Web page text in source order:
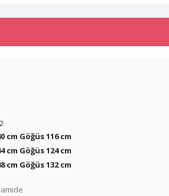
cm Göğüs 116 cm
cm Göğüs 124 cm
cm Göğüs 132 cm